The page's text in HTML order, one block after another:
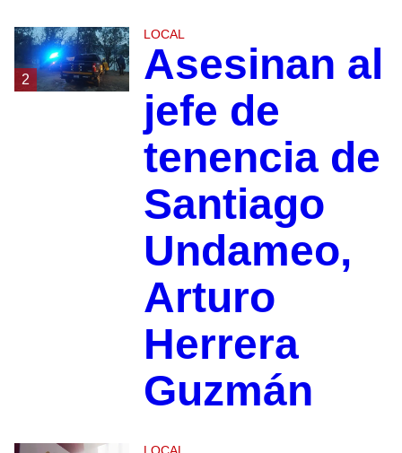
2
LOCAL
Asesinan al
jefe de
tenencia de
Santiago
Undameo,
Arturo
Herrera
Guzmán